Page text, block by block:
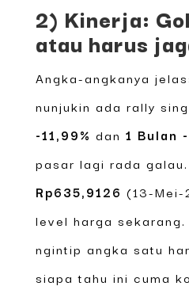
2) Kinerja:
atau harus
Angka-angkanya jelas:
nunjukin ada rally
-11,99% dan 1 Bulan
pasar lagi rada
Rp635,9126 (13-Mei-
level harga
ngintip angka satu
siapa tahu ini cuma